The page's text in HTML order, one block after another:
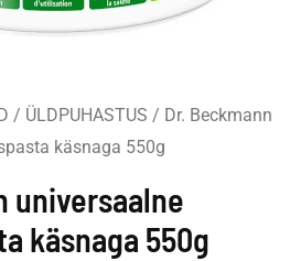
/ ÜLDPUHASTUS / Dr. Beckmann
käsnaga 550g
universaalne
käsnaga 550g